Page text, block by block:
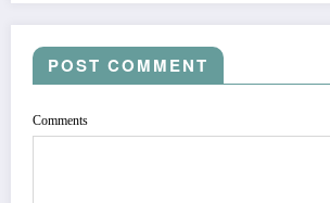
POST COMMENT
Comments